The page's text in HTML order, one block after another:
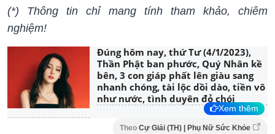
(*) Thông tin chỉ mang tính tham khảo, chiêm
nghiệm!
Đúng hôm nay, thứ Tư (4/1/2023),
Thần Phật ban phước, Quý Nhân kề
bên, 3 con giáp phất lên giàu sang
nhanh chóng, tài lộc dồi dào, tiền vô
như nước, tình duyên đỏ chói
Xem thêm
Theo Cự Giải (TH) | Phụ Nữ Sức Khỏe